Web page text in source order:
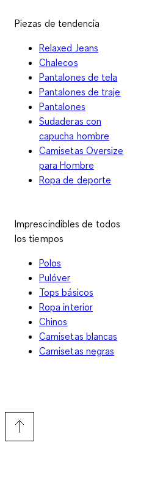
Piezas de tendencia
Relaxed Jeans
Chalecos
Pantalones de tela
Pantalones de traje
Pantalones
Sudaderas con
capucha hombre
Camisetas Oversize
para Hombre
Ropa de deporte
Imprescindibles de todos
los tiempos
Polos
Pulóver
Tops básicos
Ropa interior
Chinos
Camisetas blancas
Camisetas negras